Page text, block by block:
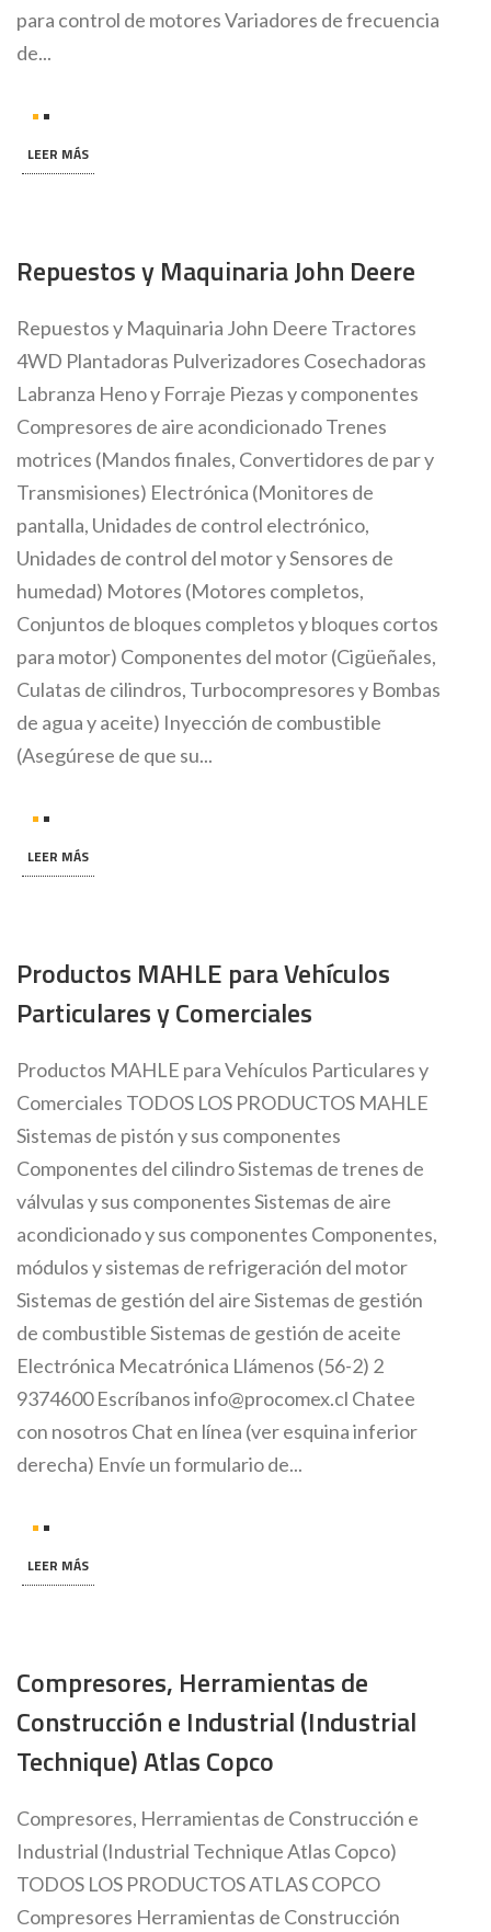
para control de motores Variadores de frecuencia
de...
LEER MÁS
Repuestos y Maquinaria John Deere
Repuestos y Maquinaria John Deere Tractores
4WD Plantadoras Pulverizadores Cosechadoras
Labranza Heno y Forraje Piezas y componentes
Compresores de aire acondicionado Trenes
motrices (Mandos finales, Convertidores de par y
Transmisiones) Electrónica (Monitores de
pantalla, Unidades de control electrónico,
Unidades de control del motor y Sensores de
humedad) Motores (Motores completos,
Conjuntos de bloques completos y bloques cortos
para motor) Componentes del motor (Cigüeñales,
Culatas de cilindros, Turbocompresores y Bombas
de agua y aceite) Inyección de combustible
(Asegúrese de que su...
LEER MÁS
Productos MAHLE para Vehículos
Particulares y Comerciales
Productos MAHLE para Vehículos Particulares y
Comerciales TODOS LOS PRODUCTOS MAHLE
Sistemas de pistón y sus componentes
Componentes del cilindro Sistemas de trenes de
válvulas y sus componentes Sistemas de aire
acondicionado y sus componentes Componentes,
módulos y sistemas de refrigeración del motor
Sistemas de gestión del aire Sistemas de gestión
de combustible Sistemas de gestión de aceite
Electrónica Mecatrónica Llámenos (56-2) 2
9374600 Escríbanos info@procomex.cl Chatee
con nosotros Chat en línea (ver esquina inferior
derecha) Envíe un formulario de...
LEER MÁS
Compresores, Herramientas de
Construcción e Industrial (Industrial
Technique) Atlas Copco
Compresores, Herramientas de Construcción e
Industrial (Industrial Technique Atlas Copco)
TODOS LOS PRODUCTOS ATLAS COPCO
Compresores Herramientas de Construcción